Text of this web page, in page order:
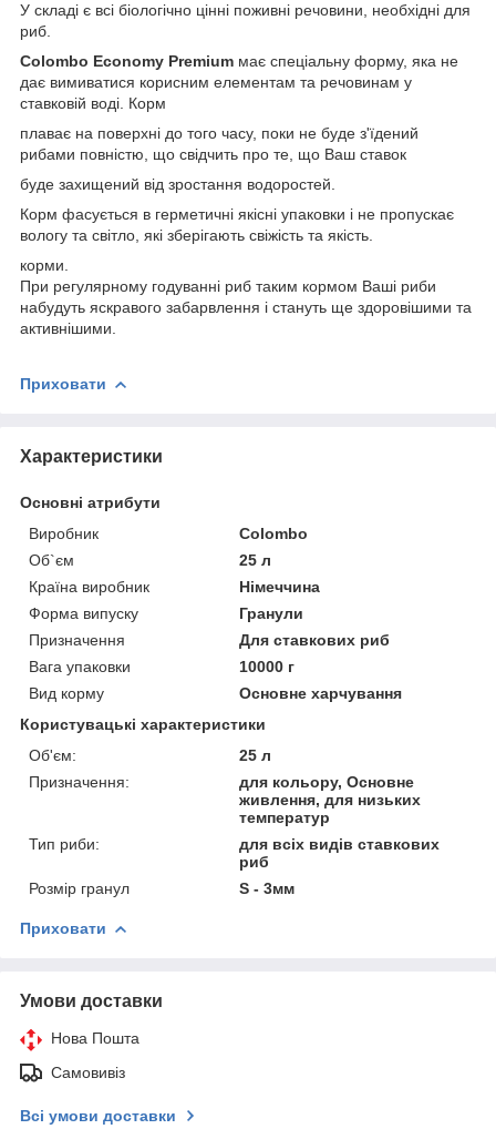
У складі є всі біологічно цінні поживні речовини, необхідні для
риб.
Colombo Economy Premium має спеціальну форму, яка не
дає вимиватися корисним елементам та речовинам у
ставковій воді. Корм
плаває на поверхні до того часу, поки не буде з'їдений
рибами повністю, що свідчить про те, що Ваш ставок
буде захищений від зростання водоростей.
Корм фасується в герметичні якісні упаковки і не пропускає
вологу та світло, які зберігають свіжість та якість.
корми.
При регулярному годуванні риб таким кормом Ваші риби
набудуть яскравого забарвлення і стануть ще здоровішими та
активнішими.
Приховати
Характеристики
Основні атрибути
Виробник
Colombo
Об`єм
25 л
Країна виробник
Німеччина
Форма випуску
Гранули
Призначення
Для ставкових риб
Вага упаковки
10000 г
Вид корму
Основне харчування
Користувацькі характеристики
Об'єм:
25 л
Призначення:
для кольору, Основне
живлення, для низьких
температур
Тип риби:
для всіх видів ставкових
риб
Розмір гранул
S - 3мм
Приховати
Умови доставки
Нова Пошта
Самовивіз
Всі умови доставки